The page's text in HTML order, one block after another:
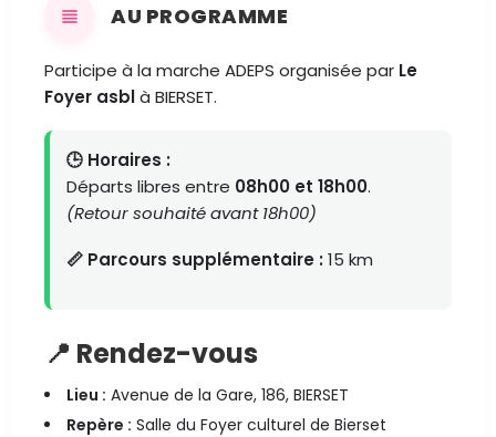
AU PROGRAMME
Participe à la marche ADEPS organisée par Le
Foyer asblà BIERSET.
🕒 Horaires :
Départs libres entre 08h00 et 18h00.
(Retour souhaité avant 18h00)
📏 Parcours supplémentaire :15 km
📍 Rendez-vous
Lieu : Avenue de la Gare, 186, BIERSET
Repère : Salle du Foyer culturel de Bierset